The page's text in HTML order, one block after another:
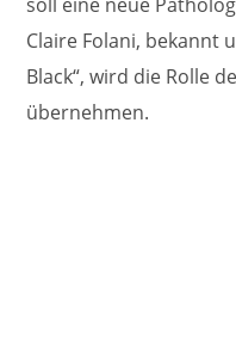
Claire Folani, bekannt
Black“, wird die Rolle
übernehmen.